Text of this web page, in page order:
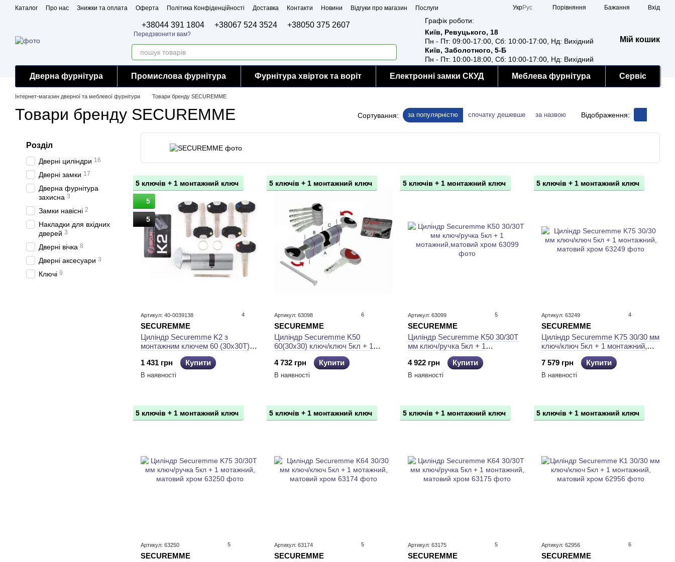
Перейти до основного контенту
Каталог Про нас Знижки та оплата Оферта Політика Конфіденційності Доставка Контакти Новини Відгуки про магазин
Послуги
УкрРус Порівняння Бажання Вхід
+38044 391 1804 +38067 524 3524 +38050 375 2607
Передзвонити вам?
Графік роботи:
Київ, Ревуцького, 18
Пн - Пт: 09:00-17:00, Сб: 10:00-17:00, Нд: Вихідний
Київ, Заболотного, 5-Б
Пн - Пт: 10:00-18:00, Сб: 10:00-17:00, Нд: Вихідний
Мій кошик
Дверна фурнітура Промислова фурнітура Фурнітура хвірток та воріт Електронні замки СКУД Меблева фурнітура Сервіс
Інтернет-магазин дверної та меблевої фурнітури Товари бренду SECUREMME
Товари бренду SECUREMME Сортування: за популярністю спочатку дешевше за назвою Відображення:
5 ключів + 1 монтажний ключ
5
5
Артикул: 40-0039138 4
SECUREMME
Циліндр Securemme K2 з
монтажним ключем 60 (30x30Т)
ключ-тумблер
1 431 грн
Купити
В наявності
5 ключів + 1 монтажний ключ
Артикул: 63098 6
SECUREMME
Циліндр Securemme K50
60(30х30) ключ/ключ 5кл + 1
мотажний, матовий хром
4 732 грн
Купити
В наявності
5 ключів + 1 монтажний ключ
Артикул: 63099 5
SECUREMME
Циліндр Securemme K50 30/30Т
мм ключ/ручка 5кл + 1
мотажний,матовий хром
4 922 грн
Купити
В наявності
5 ключів + 1 монтажний ключ
Артикул: 63249 4
SECUREMME
Циліндр Securemme K75 30/30 мм
ключ/ключ 5кл + 1 монтажний,
матовий хром
7 579 грн
Купити
В наявності
5 ключів + 1 монтажний ключ
Артикул: 63250 5
SECUREMME
5 ключів + 1 монтажний ключ
Артикул: 63174 5
SECUREMME
5 ключів + 1 монтажний ключ
Артикул: 63175 5
SECUREMME
5 ключів + 1 монтажний ключ
Артикул: 62956 6
SECUREMME
Розділ
Дверні циліндри 16
Дверні замки 17
Дверна фурнітура
захисна 3
Замки навісні 2
Накладки для вхідних
дверей 3
Дверні вічка 8
Дверні аксесуари 3
Ключі 9